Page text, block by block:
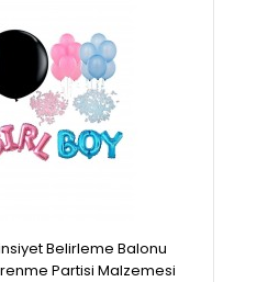
Belirleme Balonu
Partisi Malzemesi